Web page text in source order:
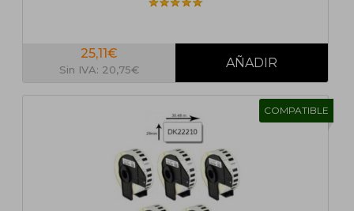
25,11€
Sin IVA: 20,75€
COMPATIBLE